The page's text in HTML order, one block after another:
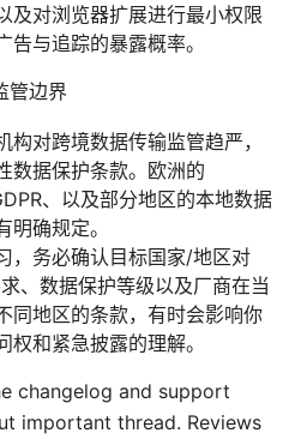
及对浏览器扩展进行最小权限
与追踪的暴露概率。
管边界
对跨境数据传输监管趋严，
数据保护条款。欧洲的
、以及部分地区的本地数据
确规定。
，务必确认目标国家/地区对
、数据保护等级以及厂商在当
同地区的条款，有时会影响你
和紧急披露的理解。
changelog and support
important thread. Reviews